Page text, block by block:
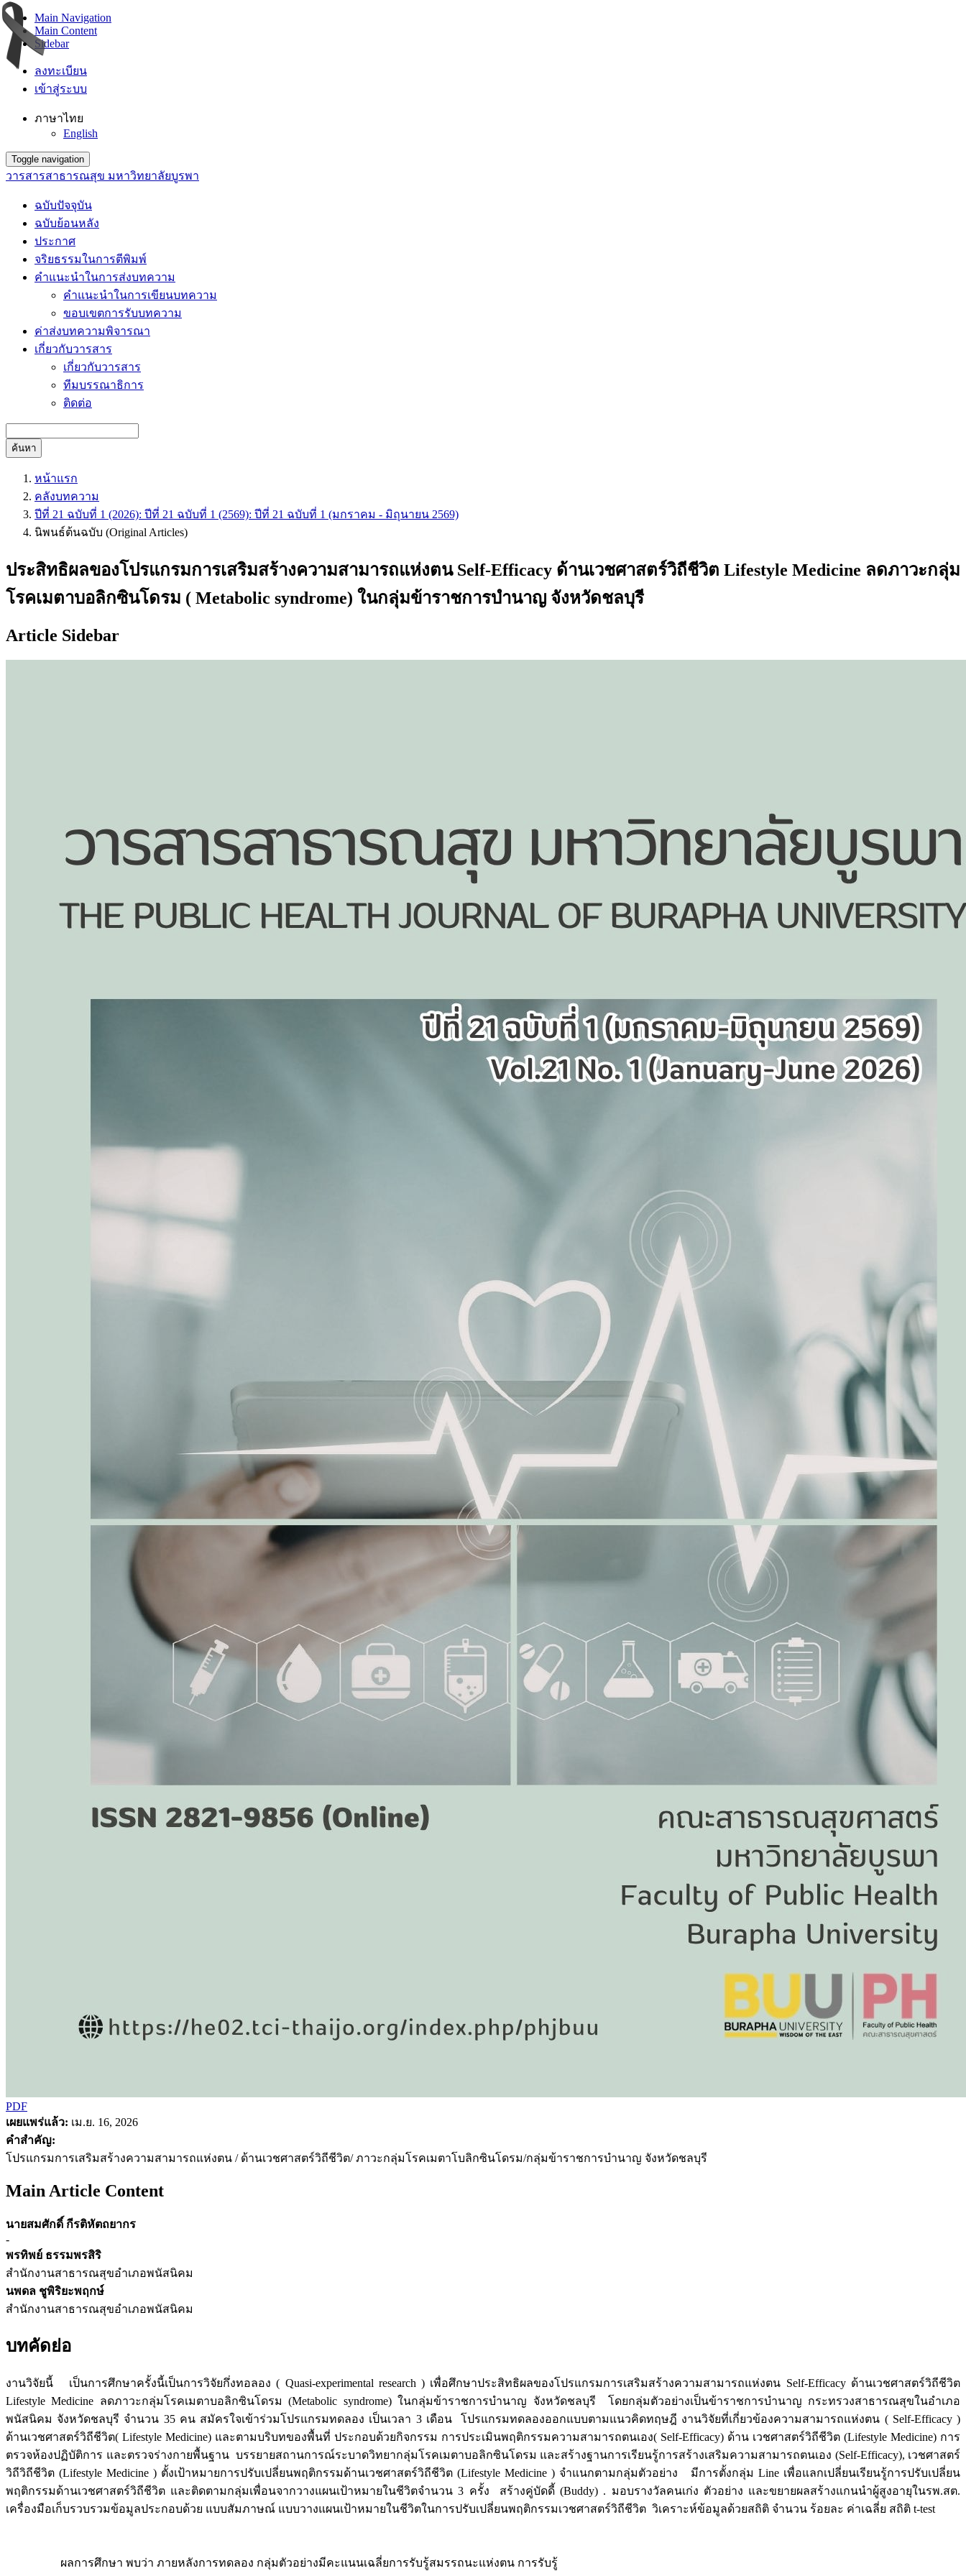
Main Navigation
Main Content
Sidebar
ลงทะเบียน
เข้าสู่ระบบ
ภาษาไทย
English
Toggle navigation
วารสารสาธารณสุข มหาวิทยาลัยบูรพา
ฉบับปัจจุบัน
ฉบับย้อนหลัง
ประกาศ
จริยธรรมในการตีพิมพ์
คำแนะนำในการส่งบทความ
คำแนะนำในการเขียนบทความ
ขอบเขตการรับบทความ
ค่าส่งบทความพิจารณา
เกี่ยวกับวารสาร
เกี่ยวกับวารสาร
ทีมบรรณาธิการ
ติดต่อ
ค้นหา
หน้าแรก
คลังบทความ
ปีที่ 21 ฉบับที่ 1 (2026): ปีที่ 21 ฉบับที่ 1 (2569): ปีที่ 21 ฉบับที่ 1 (มกราคม - มิถุนายน 2569)
นิพนธ์ต้นฉบับ (Original Articles)
ประสิทธิผลของโปรแกรมการเสริมสร้างความสามารถแห่งตน Self-Efficacy ด้านเวชศาสตร์วิถีชีวิต Lifestyle Medicine ลดภาวะกลุ่ม
โรคเมตาบอลิกซินโดรม ( Metabolic syndrome) ในกลุ่มข้าราชการบำนาญ จังหวัดชลบุรี
Article Sidebar
PDF
เผยแพร่แล้ว: เม.ย. 16, 2026
คำสำคัญ:
โปรแกรมการเสริมสร้างความสามารถแห่งตน / ด้านเวชศาสตร์วิถีชีวิต/ ภาวะกลุ่มโรคเมตาโบลิกซินโดรม/กลุ่มข้าราชการบำนาญ จังหวัดชลบุรี
Main Article Content
นายสมศักดิ์ กีรติหัตถยากร
-
พรทิพย์ ธรรมพรสิริ
สำนักงานสาธารณสุขอำเภอพนัสนิคม
นพดล ชูพิริยะพฤกษ์
สำนักงานสาธารณสุขอำเภอพนัสนิคม
บทคัดย่อ
งานวิจัยนี้ เป็นการศึกษาครั้งนี้เป็นการวิจัยกึ่งทอลอง ( Quasi-experimental research ) เพื่อศึกษาประสิทธิผลของโปรแกรมการเสริมสร้างความสามารถแห่งตน Self-Efficacy ด้านเวชศาสตร์วิถีชีวิต
Lifestyle Medicine ลดภาวะกลุ่มโรคเมตาบอลิกซินโดรม (Metabolic syndrome) ในกลุ่มข้าราชการบำนาญ จังหวัดชลบุรี โดยกลุ่มตัวอย่างเป็นข้าราชการบำนาญ กระทรวงสาธารณสุขในอำเภอ
พนัสนิคม จังหวัดชลบุรี จำนวน 35 คน สมัครใจเข้าร่วมโปรแกรมทดลอง เป็นเวลา 3 เดือน โปรแกรมทดลองออกแบบตามแนวคิดทฤษฎี งานวิจัยที่เกี่ยวข้องความสามารถแห่งตน ( Self-Efficacy )
ด้านเวชศาสตร์วิถีชีวิต( Lifestyle Medicine) และตามบริบทของพื้นที่ ประกอบด้วยกิจกรรม การประเมินพฤติกรรมความสามารถตนเอง( Self-Efficacy) ด้าน เวชศาสตร์วิถีชีวิต (Lifestyle Medicine) การ
ตรวจห้องปฏิบัติการ และตรวจร่างกายพื้นฐาน บรรยายสถานการณ์ระบาดวิทยากลุ่มโรคเมตาบอลิกซินโดรม และสร้างฐานการเรียนรู้การสร้างเสริมความสามารถตนเอง (Self-Efficacy), เวชศาสตร์
วิถีวิถีชีวิต (Lifestyle Medicine ) ตั้งเป้าหมายการปรับเปลี่ยนพฤติกรรมด้านเวชศาสตร์วิถีชีวิต (Lifestyle Medicine ) จำแนกตามกลุ่มตัวอย่าง มีการตั้งกลุ่ม Line เพื่อแลกเปลี่ยนเรียนรู้การปรับเปลี่ยน
พฤติกรรมด้านเวชศาสตร์วิถีชีวิต และติดตามกลุ่มเพื่อนจากวางแผนเป้าหมายในชีวิตจำนวน 3 ครั้ง สร้างคู่บัดดี้ (Buddy) . มอบรางวัลคนเก่ง ตัวอย่าง และขยายผลสร้างแกนนำผู้สูงอายุในรพ.สต.
เครื่องมือเก็บรวบรวมข้อมูลประกอบด้วย แบบสัมภาษณ์ แบบวางแผนเป้าหมายในชีวิตในการปรับเปลี่ยนพฤติกรรมเวชศาสตร์วิถีชีวิต วิเคราะห์ข้อมูลด้วยสถิติ จำนวน ร้อยละ ค่าเฉลี่ย สถิติ t-test
ผลการศึกษา พบว่า ภายหลังการทดลอง กลุ่มตัวอย่างมีคะแนนเฉลี่ยการรับรู้สมรรถนะแห่งตน การรับรู้